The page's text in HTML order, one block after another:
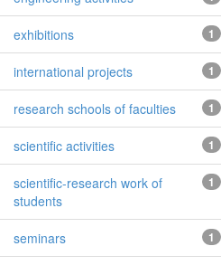
1
exhibitions
1
international projects
1
research schools of faculties
1
scientific activities
1
scientific-research work of
students
1
seminars